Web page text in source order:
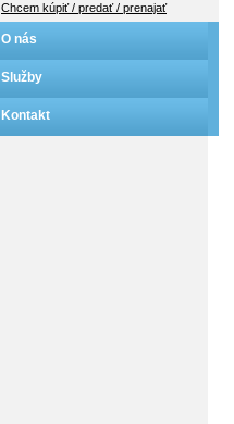
Chcem kúpiť / predať / prenajať
O nás
Služby
Kontakt